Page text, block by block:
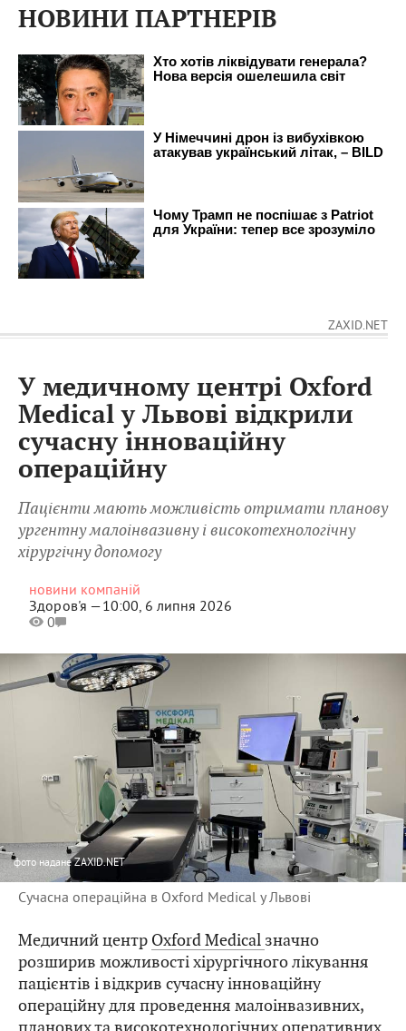
НОВИНИ ПАРТНЕРІВ
ZAXID.NET
У медичному центрі Oxford
Medical у Львові відкрили
сучасну інноваційну
операційну
Пацієнти мають можливість отримати планову
ургентну малоінвазивну і високотехнологічну
хірургічну допомогу
новини компаній
Здоров'я —10:00, 6 липня 2026
0
фото надане ZAXID.NET
Сучасна операційна в Oxford Medical у Львові
Медичний центр Oxford Medical значно
розширив можливості хірургічного лікування
пацієнтів і відкрив сучасну інноваційну
операційну для проведення малоінвазивних,